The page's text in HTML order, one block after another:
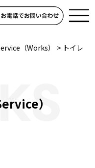
（Works） > トイレ
）